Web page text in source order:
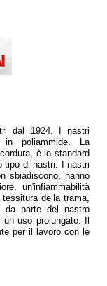
dal 1924. I nastri
poliammide. La
è lo standard
tipo di nastri. I nastri
sbiadiscono, hanno
un'infiammabilità
della trama,
da parte del nastro
uso prolungato. Il
per il lavoro con le